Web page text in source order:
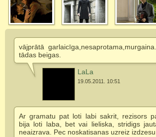
vājprātā
tādas beigas.
LaLa
19.05.2011. 10:51
Ar gramatu pat loti labi sakrit, rezisors
bija loti laba, bet vai lieliska, stridigs
neaizrava. Pec noskatisanas uzreiz